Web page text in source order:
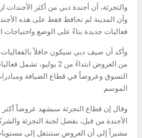
والتجزئة، أن أجندة دبي من أكثر الأجندات
وأن المدينة لم تحافظ فقط على هذه
فعاليات جديدة بناءً على الوضع واحتياجات
وأكد أن صيف دبي سيكون حافلاً
من العروض ابتداءً من 2 يوليو،
التسوق وعروضاً في قطاع الضيافة
الموسم.
وقال إن قطاع التجزئة سيشهد عروضاً
الأجندة من قبل، بفضل لجنة التجزئة
مشيراً إلى أن العروض ستنتقل إلى